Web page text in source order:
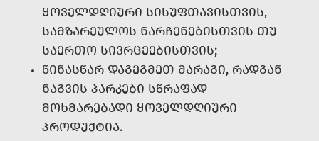
ᲧᲝᲕᲔᲚᲓᲦᲘᲣᲠᲘ ᲡᲘᲡᲣᲤᲗᲐᲕᲘᲡᲗᲕᲘᲡ,
ᲡᲐᲛᲖᲐᲠᲔᲣᲚᲝᲡ ᲜᲐᲠᲩᲔᲜᲔᲑᲘᲡᲗᲕᲘᲡ ᲗᲣ
ᲡᲐᲔᲠᲗᲝ ᲡᲘᲕᲠᲪᲔᲔᲑᲘᲡᲗᲕᲘᲡ;
ᲬᲘᲜᲐᲡᲬᲐᲠ ᲓᲐᲒᲔᲒᲛᲔᲗ ᲛᲐᲠᲐᲒᲘ, ᲠᲐᲓᲒᲐᲜ
ᲜᲐᲒᲕᲘᲡ ᲞᲐᲠᲙᲔᲑᲘ ᲡᲬᲠᲐᲤᲐᲓ
ᲛᲝᲮᲛᲐᲠᲔᲑᲐᲓᲘ ᲧᲝᲕᲔᲚᲓᲦᲘᲣᲠᲘ
ᲞᲠᲝᲓᲣᲥᲢᲘᲐ.